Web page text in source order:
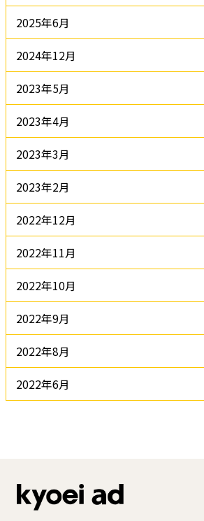
2025年6月
2024年12月
2023年5月
2023年4月
2023年3月
2023年2月
2022年12月
2022年11月
2022年10月
2022年9月
2022年8月
2022年6月